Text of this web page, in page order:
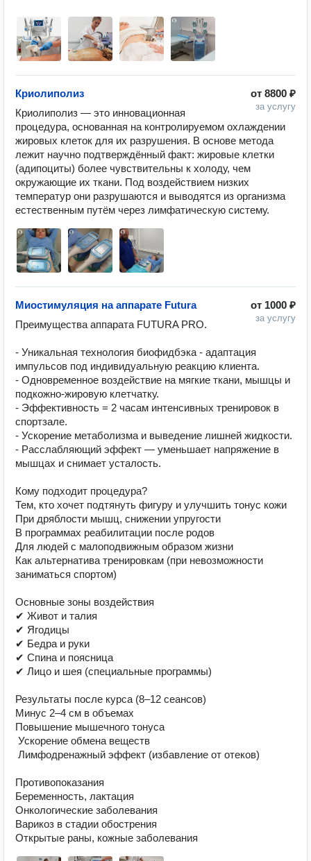
от 8800 ₽
за услугу
Криолиполиз
Криолиполиз — это инновационная
процедура, основанная на контролируемом охлаждении
жировых клеток для их разрушения. В основе метода
лежит научно подтверждённый факт: жировые клетки
(адипоциты) более чувствительны к холоду, чем
окружающие их ткани. Под воздействием низких
температур они разрушаются и выводятся из организма
естественным путём через лимфатическую систему.
от 1000 ₽
за услугу
Миостимуляция на аппарате Futura
Преимущества аппарата FUTURA PRO.
- Уникальная технология биофидбэка - адаптация
импульсов под индивидуальную реакцию клиента.
- Одновременное воздействие на мягкие ткани, мышцы и
подкожно-жировую клетчатку.
- Эффективность = 2 часам интенсивных тренировок в
спортзале.
- Ускорение метаболизма и выведение лишней жидкости.
- Расслабляющий эффект — уменьшает напряжение в
мышцах и снимает усталость.
Кому подходит процедура?
Тем, кто хочет подтянуть фигуру и улучшить тонус кожи
При дряблости мышц, снижении упругости
В программах реабилитации после родов
Для людей с малоподвижным образом жизни
Как альтернатива тренировкам (при невозможности
заниматься спортом)
Основные зоны воздействия
✔ Живот и талия
✔ Ягодицы
✔ Бедра и руки
✔ Спина и поясница
✔ Лицо и шея (специальные программы)
Результаты после курса (8–12 сеансов)
Минус 2–4 см в объемах
Повышение мышечного тонуса
Противопоказания
Беременность, лактация
Онкологические заболевания
Варикоз в стадии обострения
Открытые раны, кожные заболевания